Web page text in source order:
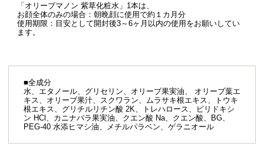
「オリーブマノン 紫草化粧水」1本は、
お顔全体のみの場合：朝晩顔に使用で約１カ月分
使用期限：目安として開封後3～6ヶ月以内の使用をお願いしてい
ます。
■全成分
水、エタノール、グリセリン、オリーブ果実油、 オリーブ葉エ
キス、オリーブ果汁、スクワラン、ムラサキ根エキス、トウキ
根エキス、グリチルリチン酸 2K、トレハロース、ピリドキシ
ン HCl、カニナバラ果実油、クエン酸 Na、クエン酸、BG、
PEG-40 水添ヒマシ油、メチルパラベン、ゲラニオール